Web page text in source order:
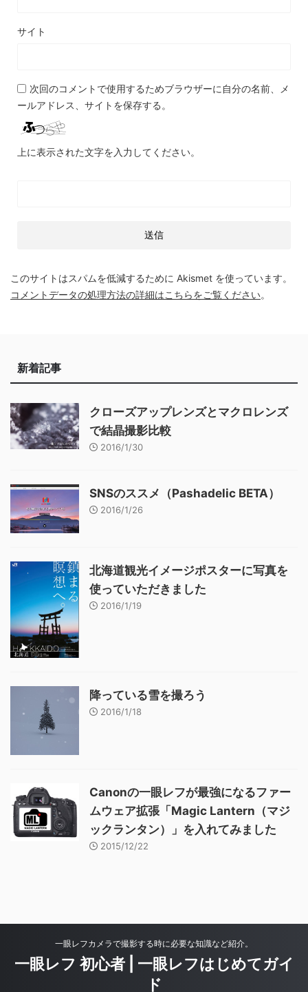
サイト
次回のコメントで使用するためブラウザーに自分の名前、メ
ールアドレス、サイトを保存する。
上に表示された文字を入力してください。
このサイトはスパムを低減するために Akismet を使っています。
コメントデータの処理方法の詳細はこちらをご覧ください。
新着記事
クローズアップレンズとマクロレンズ
で結晶撮影比較
2016/1/30
SNSのススメ（Pashadelic BETA）
2016/1/26
北海道観光イメージポスターに写真を
使っていただきました
2016/1/19
降っている雪を撮ろう
2016/1/18
Canonの一眼レフが最強になるファー
ムウェア拡張「Magic Lantern（マジ
ックランタン）」を入れてみました
2015/12/22
一眼レフカメラで撮影する時に必要な知識など紹介。
一眼レフ 初心者 | 一眼レフはじめてガイ
ド